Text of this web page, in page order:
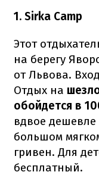
1. Sirka Camp
Этот
на берегу
от Львова.
Отдых на
обойдется в
вдвое дешевле
большом
гривен. Для
бесплатный.